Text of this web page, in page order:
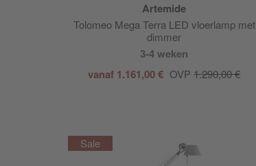
Artemide
Tolomeo Mega Terra LED vloerlamp met
dimmer
3-4 weken
vanaf 1.161,00 € OVP1.290,00 €